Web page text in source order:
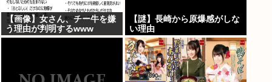
【画像】女さん、チー牛を嫌
う理由が判明するwww
【謎】長崎から原爆感がしな
い理由